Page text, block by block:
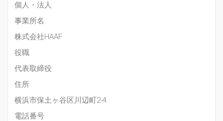
個人・法人
事業所名
株式会社HAAF
役職
代表取締役
住所
横浜市保土ヶ谷区川辺町2-4
電話番号